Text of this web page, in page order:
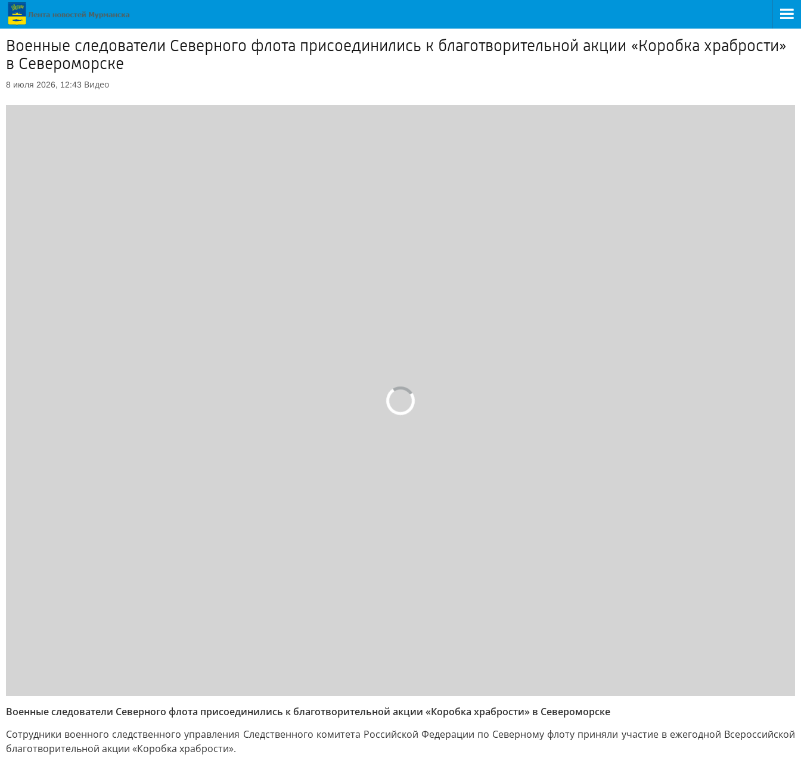
Военные следователи Северного флота присоединились к благотворительной акции «Коробка храбрости»
в Североморске
8 июля 2026, 12:43 Видео
Военные следователи Северного флота присоединились к благотворительной акции «Коробка храбрости» в Североморске
Сотрудники военного следственного управления Следственного комитета Российской Федерации по Северному флоту приняли участие в ежегодной Всероссийской
благотворительной акции «Коробка храбрости».